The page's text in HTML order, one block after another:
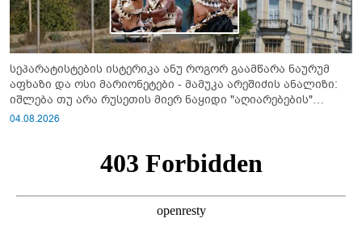
სეპარატისტების ისტერიკა ანუ როგორ გაამწარა ნაურუმ
აფხაზი და ოსი მარიონეტები - მამუკა არეშიძის ანალიზი:
იშლება თუ არა რუსეთის მიერ ნაყიდი "აღიარებების"
სისტემა?!
04.08.2026